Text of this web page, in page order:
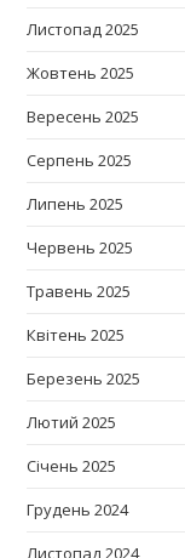
Листопад 2025
Жовтень 2025
Вересень 2025
Серпень 2025
Липень 2025
Червень 2025
Травень 2025
Квітень 2025
Березень 2025
Лютий 2025
Січень 2025
Грудень 2024
Листопад 2024